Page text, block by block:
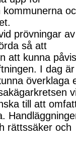
kommunerna
prövningar av
så att
att kunna
ningen. I dag är
överklaga
till att om
rättssäker och